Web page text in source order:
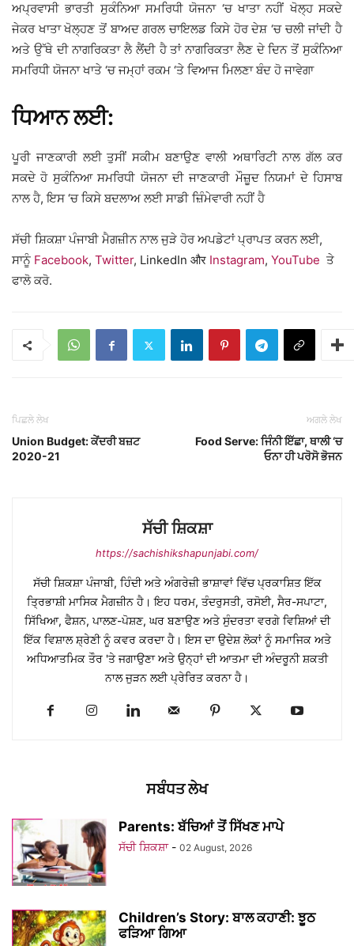
ਅਪ੍ਰਵਾਸੀ ਭਾਰਤੀ ਸੁਕੰਨਿਆ ਸਮਰਿਧੀ ਯੋਜਨਾ ‘ਚ ਖਾਤਾ ਨਹੀਂ ਖੋਲ੍ਹ ਸਕਦੇ
ਜੇਕਰ ਖਾਤਾ ਖੋਲ੍ਹਣ ਤੋਂ ਬਾਅਦ ਗਰਲ ਚਾਇਲਡ ਕਿਸੇ ਹੋਰ ਦੇਸ਼ ‘ਚ ਚਲੀ ਜਾਂਦੀ ਹੈ
ਅਤੇ ਉੱਥੇ ਦੀ ਨਾਗਰਿਕਤਾ ਲੈ ਲੈਂਦੀ ਹੈ ਤਾਂ ਨਾਗਰਿਕਤਾ ਲੈਣ ਦੇ ਦਿਨ ਤੋਂ ਸੁਕੰਨਿਆ
ਸਮਰਿਧੀ ਯੋਜਨਾ ਖਾਤੇ ‘ਚ ਜਮ੍ਹਾਂ ਰਕਮ ‘ਤੇ ਵਿਆਜ ਮਿਲਣਾ ਬੰਦ ਹੋ ਜਾਵੇਗਾ
ਧਿਆਨ ਲਈ:
ਪੂਰੀ ਜਾਣਕਾਰੀ ਲਈ ਤੁਸੀਂ ਸਕੀਮ ਬਣਾਉਣ ਵਾਲੀ ਅਥਾਰਿਟੀ ਨਾਲ ਗੱਲ ਕਰ
ਸਕਦੇ ਹੋ ਸੁਕੰਨਿਆ ਸਮਰਿਧੀ ਯੋਜਨਾ ਦੀ ਜਾਣਕਾਰੀ ਮੌਜ਼ੂਦ ਨਿਯਮਾਂ ਦੇ ਹਿਸਾਬ
ਨਾਲ ਹੈ, ਇਸ ‘ਚ ਕਿਸੇ ਬਦਲਾਅ ਲਈ ਸਾਡੀ ਜ਼ਿੰਮੇਵਾਰੀ ਨਹੀਂ ਹੈ
ਸੱਚੀ ਸ਼ਿਕਸ਼ਾ ਪੰਜਾਬੀ ਮੈਗਜ਼ੀਨ ਨਾਲ ਜੁੜੇ ਹੋਰ ਅਪਡੇਟਾਂ ਪ੍ਰਾਪਤ ਕਰਨ ਲਈ,
ਸਾਨੂੰ Facebook, Twitter, LinkedIn और Instagram, YouTube ਤੇ
ਫਾਲੋ ਕਰੋ.
ਪਿਛਲੇ ਲੇਖ
Union Budget: ਕੇਂਦਰੀ ਬਜ਼ਟ
2020-21
ਅਗਲੇ ਲੇਖ
Food Serve: ਜਿੰਨੀ ਇੱਛਾ, ਥਾਲੀ ‘ਚ
ਓਨਾ ਹੀ ਪਰੋਸੋ ਭੋਜਨ
ਸੱਚੀ ਸ਼ਿਕਸ਼ਾ
https://sachishikshapunjabi.com/
ਸੱਚੀ ਸ਼ਿਕਸ਼ਾ ਪੰਜਾਬੀ, ਹਿੰਦੀ ਅਤੇ ਅੰਗਰੇਜ਼ੀ ਭਾਸ਼ਾਵਾਂ ਵਿੱਚ ਪ੍ਰਕਾਸ਼ਿਤ ਇੱਕ
ਤ੍ਰਿਭਾਸ਼ੀ ਮਾਸਿਕ ਮੈਗਜ਼ੀਨ ਹੈ। ਇਹ ਧਰਮ, ਤੰਦਰੁਸਤੀ, ਰਸੋਈ, ਸੈਰ-ਸਪਾਟਾ,
ਸਿੱਖਿਆ, ਫੈਸ਼ਨ, ਪਾਲਣ-ਪੋਸ਼ਣ, ਘਰ ਬਣਾਉਣ ਅਤੇ ਸੁੰਦਰਤਾ ਵਰਗੇ ਵਿਸ਼ਿਆਂ ਦੀ
ਇੱਕ ਵਿਸ਼ਾਲ ਸ਼੍ਰੇਣੀ ਨੂੰ ਕਵਰ ਕਰਦਾ ਹੈ। ਇਸ ਦਾ ਉਦੇਸ਼ ਲੋਕਾਂ ਨੂੰ ਸਮਾਜਿਕ ਅਤੇ
ਅਧਿਆਤਮਿਕ ਤੌਰ 'ਤੇ ਜਗਾਉਣਾ ਅਤੇ ਉਨ੍ਹਾਂ ਦੀ ਆਤਮਾ ਦੀ ਅੰਦਰੂਨੀ ਸ਼ਕਤੀ
ਨਾਲ ਜੁੜਨ ਲਈ ਪ੍ਰੇਰਿਤ ਕਰਨਾ ਹੈ।
ਸਬੰਧਤ ਲੇਖ
Parents: ਬੱਚਿਆਂ ਤੋਂ ਸਿੱਖਣ ਮਾਪੇ
ਸੱਚੀ ਸ਼ਿਕਸ਼ਾ - 02 August, 2026
Children’s Story: ਬਾਲ ਕਹਾਣੀ: ਝੂਠ
ਫੜਿਆ ਗਿਆ